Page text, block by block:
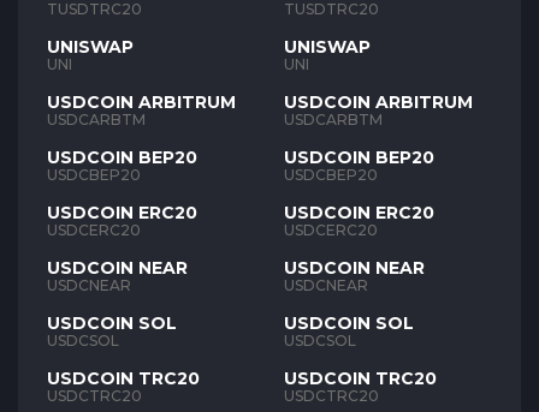
TUSD
TUSDTRC20
UNISWAP
UNI
USDCOIN ARBITRUM
USDCARBTM
USDCOIN BEP20
USDCBEP20
USDCOIN ERC20
USDCERC20
USDCOIN NEAR
USDCNEAR
USDCOIN SOL
USDCSOL
USDCOIN TRC20
USDCTRC20
TUSD
TUSDTRC20
UNISWAP
UNI
USDCOIN ARBITRUM
USDCARBTM
USDCOIN BEP20
USDCBEP20
USDCOIN ERC20
USDCERC20
USDCOIN NEAR
USDCNEAR
USDCOIN SOL
USDCSOL
USDCOIN TRC20
USDCTRC20